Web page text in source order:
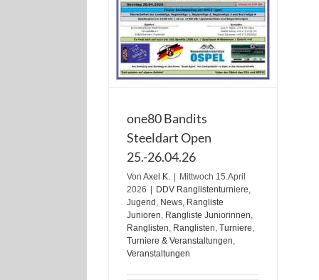
one80 Bandits
Steeldart Open
25.-26.04.26
Von Axel K. | Mittwoch 15.April
2026 | DDV Ranglistenturniere,
Jugend, News, Rangliste
Junioren, Rangliste Juniorinnen,
Ranglisten, Ranglisten, Turniere,
Turniere & Veranstaltungen,
Veranstaltungen